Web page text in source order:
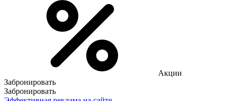
Акции
Забронировать
Забронировать